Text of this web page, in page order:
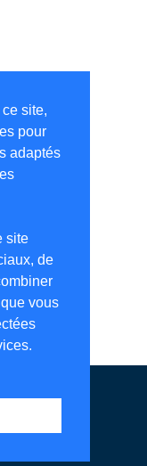
site,
pour
adaptés
site
de
vous